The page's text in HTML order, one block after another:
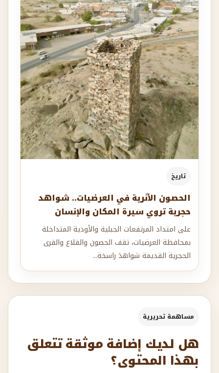
تاريخ
الحصون الأثرية في العرضيات.. شواهد
حجرية تروي سيرة المكان والإنسان
على امتداد المرتفعات الجبلية والأودية المتداخلة
بمحافظة العرضيات، تقف الحصون والقلاع والقرى
الحجرية القديمة شواهدَ راسخة...
مساهمة تحريرية
هل لديك إضافة موثقة تتعلق
بهذا المحتوى؟